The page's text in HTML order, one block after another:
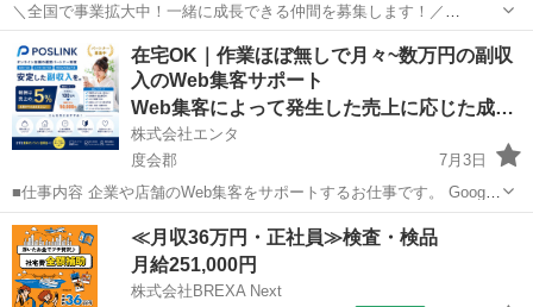
＼全国で事業拡大中！一緒に成長できる仲間を募集します！／
Conside-Ration株式会社では、住まいに関するホームサービス事業を
全国で展開しています。 現在、事業拡大に伴い、業務委託スタッフ・
将来独立を目指...
三重 津市 その他 スタッフ
在宅OK｜作業ほぼ無しで月々~数万円の副収
入のWeb集客サポート
Web集客によって発生した売上に応じた成果報酬
株式会社エンタ
度会郡
7月3日
■仕事内容 企業や店舗のWeb集客をサポートするお仕事です。 Google
を活用した「Web上の店舗情報」の登録・初期設定を行っていただき
ます。 日々の集客運用や問い合わせ対応、顧客対応はすべて運営本部
が行うため...
三重 度会郡 その他 Web
≪月収36万円・正社員≫検査・検品
月給251,000円
株式会社BREXA Next